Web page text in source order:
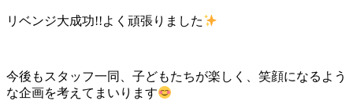
リベンジ大成功!!よく頑張りました
今後もスタッフ一同、子どもたちが楽しく、笑顔になるよう
な企画を考えてまいります